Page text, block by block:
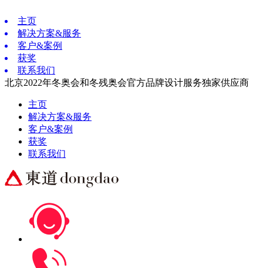
主页
解决方案&服务
客户&案例
获奖
联系我们
北京2022年冬奥会和冬残奥会官方品牌设计服务独家供应商
主页
解决方案&服务
客户&案例
获奖
联系我们